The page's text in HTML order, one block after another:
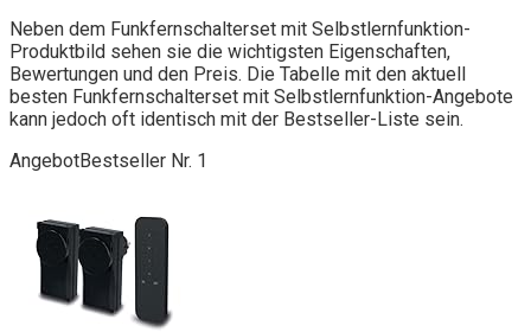
Neben dem Funkfernschalterset mit Selbstlernfunktion-
Produktbild sehen sie die wichtigsten Eigenschaften,
Bewertungen und den Preis. Die Tabelle mit den aktuell
besten Funkfernschalterset mit Selbstlernfunktion-Angebote
kann jedoch oft identisch mit der Bestseller-Liste sein.
AngebotBestseller Nr. 1